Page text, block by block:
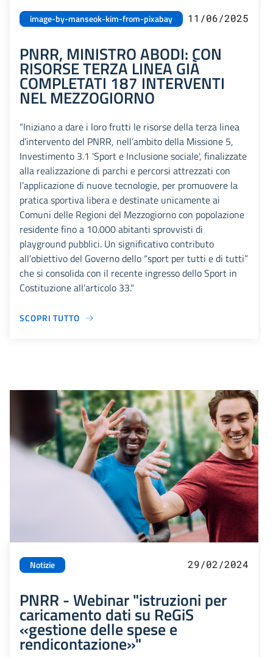
image-by-manseok-kim-from-pixabay 11/06/2025
PNRR, MINISTRO ABODI: CON
RISORSE TERZA LINEA GIÀ
COMPLETATI 187 INTERVENTI
NEL MEZZOGIORNO
“Iniziano a dare i loro frutti le risorse della terza linea
d’intervento del PNRR, nell’ambito della Missione 5,
Investimento 3.1 'Sport e Inclusione sociale', finalizzate
alla realizzazione di parchi e percorsi attrezzati con
l’applicazione di nuove tecnologie, per promuovere la
pratica sportiva libera e destinate unicamente ai
Comuni delle Regioni del Mezzogiorno con popolazione
residente fino a 10.000 abitanti sprovvisti di
playground pubblici. Un significativo contributo
all’obiettivo del Governo dello “sport per tutti e di tutti”
che si consolida con il recente ingresso dello Sport in
Costituzione all’articolo 33."
SCOPRI TUTTO
Notizie 29/02/2024
PNRR - Webinar "istruzioni per
caricamento dati su ReGiS
«gestione delle spese e
rendicontazione»"